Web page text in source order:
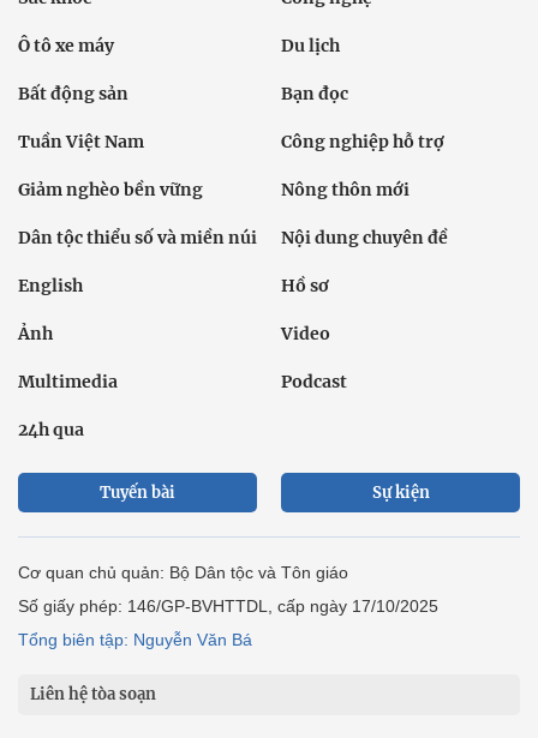
Ô tô xe máy Du lịch
Bất động sản Bạn đọc
Tuần Việt Nam Công nghiệp hỗ trợ
Giảm nghèo bền vững Nông thôn mới
Dân tộc thiểu số và miền núi Nội dung chuyên đề
English Hồ sơ
Ảnh Video
Multimedia Podcast
24h qua
Tuyến bài Sự kiện
Cơ quan chủ quản: Bộ Dân tộc và Tôn giáo
Số giấy phép: 146/GP-BVHTTDL, cấp ngày 17/10/2025
Tổng biên tập: Nguyễn Văn Bá
Liên hệ tòa soạn